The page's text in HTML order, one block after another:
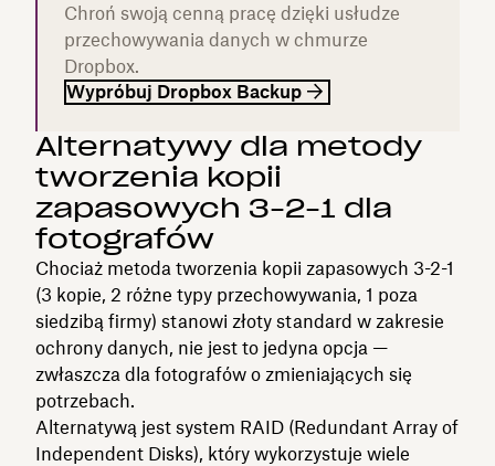
Chroń swoją cenną pracę dzięki usłudze
przechowywania danych w chmurze
Dropbox.
Wypróbuj Dropbox Backup
Alternatywy dla metody
tworzenia kopii
zapasowych 3-2-1 dla
fotografów
Chociaż metoda tworzenia kopii zapasowych 3-2-1
(3 kopie, 2 różne typy przechowywania, 1 poza
siedzibą firmy) stanowi złoty standard w zakresie
ochrony danych, nie jest to jedyna opcja —
zwłaszcza dla fotografów o zmieniających się
potrzebach.
Alternatywą jest system RAID (Redundant Array of
Independent Disks), który wykorzystuje wiele